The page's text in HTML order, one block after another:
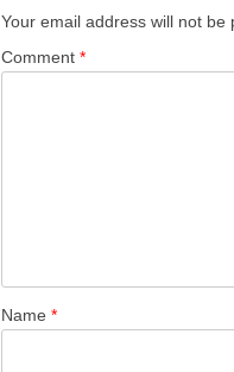
Your email address will not be
Comment *
Name *